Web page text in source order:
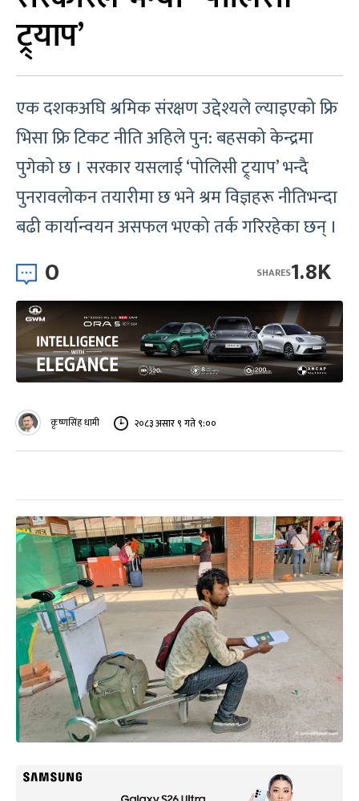
ट्र्याप’
एक दशकअघि श्रमिक संरक्षण उद्देश्यले ल्याइएको फ्रि
भिसा फ्रि टिकट नीति अहिले पुन: बहसको केन्द्रमा
पुगेको छ । सरकार यसलाई ‘पोलिसी ट्र्याप’ भन्दै
पुनरावलोकन तयारीमा छ भने श्रम विज्ञहरू नीतिभन्दा
बढी कार्यान्वयन असफल भएको तर्क गरिरहेका छन् ।
0 1.8K
SHARES
कृष्णसिंह धामी २०८३ असार ९ गते ९:००